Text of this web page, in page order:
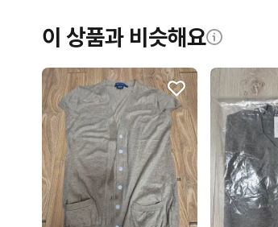
이 상품과 비슷해요